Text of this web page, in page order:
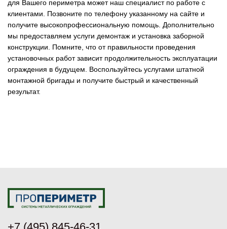
для Вашего периметра может наш специалист по работе с
клиентами. Позвоните по телефону указанному на сайте и
получите высокопрофессиональную помощь. Дополнительно
мы предоставляем услуги демонтаж и установка заборной
конструкции. Помните, что от правильности проведения
установочных работ зависит продолжительность эксплуатации
ограждения в будущем. Воспользуйтесь услугами штатной
монтажной бригады и получите быстрый и качественный
результат.